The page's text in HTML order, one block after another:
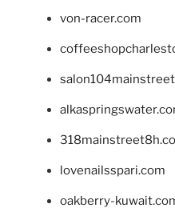
von-racer.com
lovenailsspari.com
oakberry-